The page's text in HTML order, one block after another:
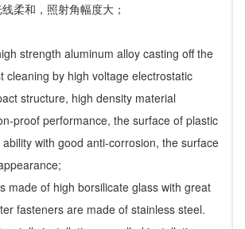
柔和，照射角幅度大；
strength aluminum alloy casting off the
cleaning by high voltage electrostatic
structure, high density material
proof performance, the surface of plastic
with good anti-corrosion, the surface
made of high borsilicate glass with great
fasteners are made of stainless steel.